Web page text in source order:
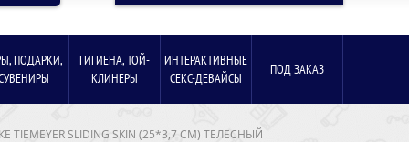
ПОДАРКИ,
ГИГИЕНА, ТОЙ-
КЛИНЕРЫ
ИНТЕРАКТИВНЫЕ
СЕКС-ДЕВАЙСЫ
ПОД ЗАКАЗ
SLIDING SKIN (25*3,7 СМ) ТЕЛЕСНЫЙ